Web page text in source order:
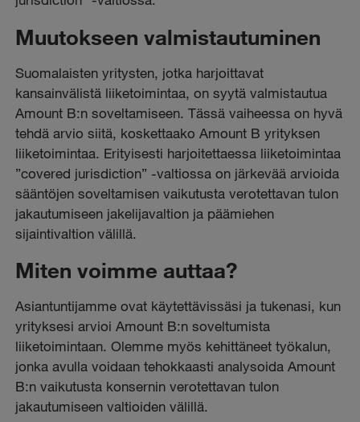
Muutokseen valmistautuminen
Suomalaisten yritysten, jotka harjoittavat
kansainvälistä liiketoimintaa, on syytä valmistautua
Amount B:n soveltamiseen. Tässä vaiheessa on hyvä
tehdä arvio siitä, koskettaako Amount B yrityksen
liiketoimintaa. Erityisesti harjoitettaessa liiketoimintaa
”covered jurisdiction” -valtiossa on järkevää arvioida
sääntöjen soveltamisen vaikutusta verotettavan tulon
jakautumiseen jakelijavaltion ja päämiehen
sijaintivaltion välillä.
Miten voimme auttaa?
Asiantuntijamme ovat käytettävissäsi ja tukenasi, kun
yrityksesi arvioi Amount B:n soveltumista
liiketoimintaan. Olemme myös kehittäneet työkalun,
jonka avulla voidaan tehokkaasti analysoida Amount
B:n vaikutusta konsernin verotettavan tulon
jakautumiseen valtioiden välillä.